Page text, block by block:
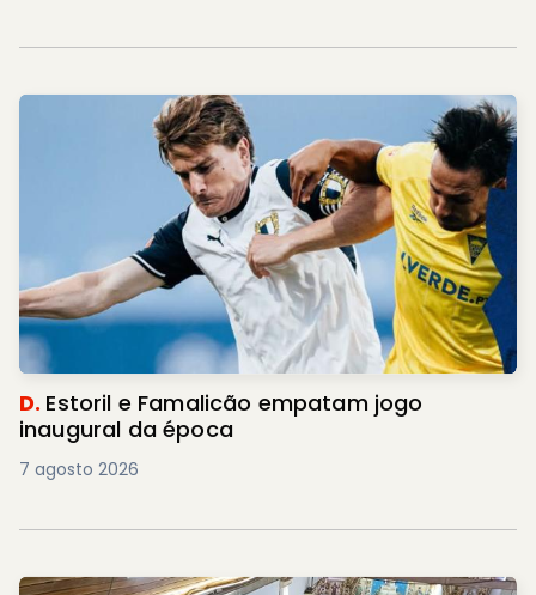
D. Estoril e Famalicão empatam jogo
inaugural da época
7 agosto 2026